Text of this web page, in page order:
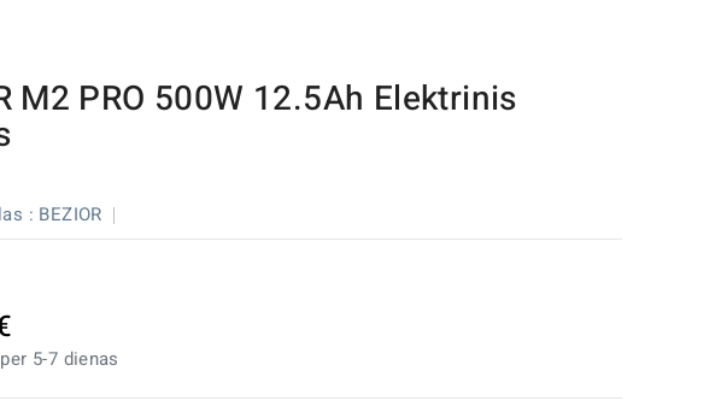
M2 PRO 500W 12.5Ah Elektrinis
: BEZIOR
5-7 dienas